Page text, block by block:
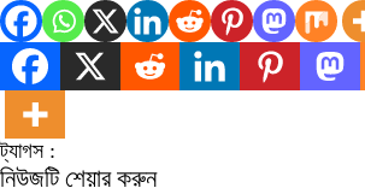
ট্যাগস :
নিউজটি শেয়ার করুন